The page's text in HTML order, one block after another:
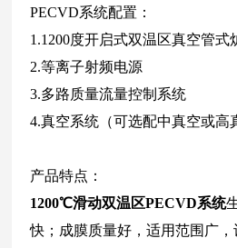
PECVD系统配置：
1.1200度开启式双温区真空管式
2.等离子射频电源
3.多路质量流量控制系统
4.真空系统（可选配中真空或高
产品特点：
1200℃滑动双温区PECVD系统
快；成膜质量好，适用范围广，